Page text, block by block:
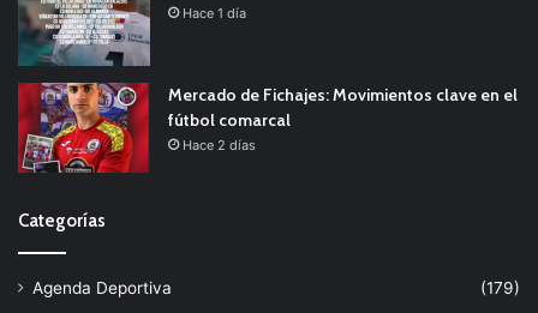
Hace 1 día
Mercado de Fichajes: Movimientos clave en el
fútbol comarcal
Hace 2 días
Categorías
Agenda Deportiva
(179)